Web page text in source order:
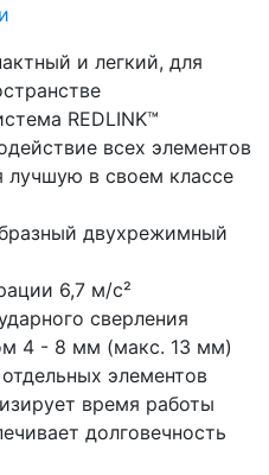
и легкий, для
REDLINK™
всех элементов
лучшую в своем классе
двухрежимный
6,7 м/с²
сверления
4 - 8 мм (макс. 13 мм)
элементов
время работы
долговечность